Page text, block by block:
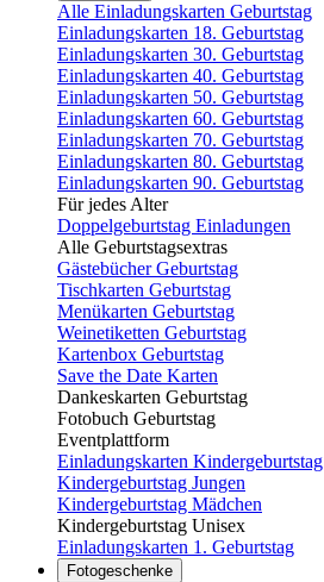
Alle Einladungskarten Geburtstag
Einladungskarten 18. Geburtstag
Einladungskarten 30. Geburtstag
Einladungskarten 40. Geburtstag
Einladungskarten 50. Geburtstag
Einladungskarten 60. Geburtstag
Einladungskarten 70. Geburtstag
Einladungskarten 80. Geburtstag
Einladungskarten 90. Geburtstag
Für jedes Alter
Doppelgeburtstag Einladungen
Alle Geburtstagsextras
Gästebücher Geburtstag
Tischkarten Geburtstag
Menükarten Geburtstag
Weinetiketten Geburtstag
Kartenbox Geburtstag
Save the Date Karten
Dankeskarten Geburtstag
Fotobuch Geburtstag
Eventplattform
Einladungskarten Kindergeburtstag
Kindergeburtstag Jungen
Kindergeburtstag Mädchen
Kindergeburtstag Unisex
Einladungskarten 1. Geburtstag
Fotogeschenke